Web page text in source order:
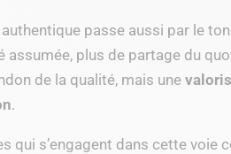
passe aussi par le
assumée, plus de partage du
de la qualité, mais une
.
qui s’engagent dans cette